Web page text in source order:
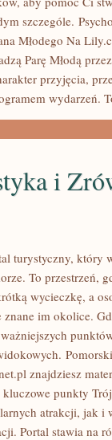
szczególe.
Młodego Na
Parę Młodą
przyjęcia,
wydarzeń.
i
turystyczny, który
To przestrzeń,
wycieczkę, a
znane im okolice.
znajdziesz
punkty
atrakcji, jak i
Portal stawia na